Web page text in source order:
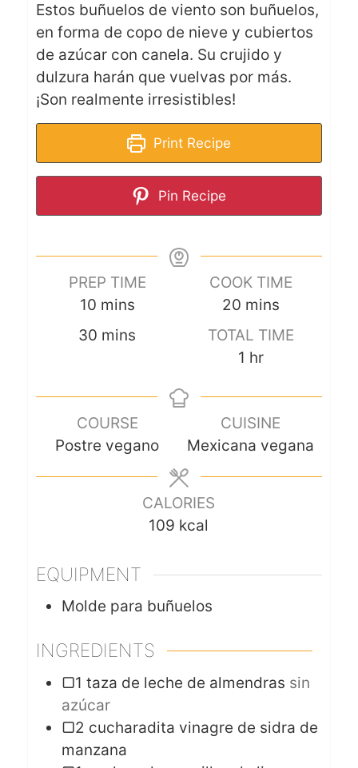
Estos buñuelos de viento son buñuelos,
en forma de copo de nieve y cubiertos
de azúcar con canela. Su crujido y
dulzura harán que vuelvas por más.
¡Son realmente irresistibles!
Print Recipe
Pin Recipe
PREP TIME
10 mins
COOK TIME
20 mins
30 mins
TOTAL TIME
1 hr
COURSE
Postre vegano
CUISINE
Mexicana vegana
CALORIES
109 kcal
EQUIPMENT
Molde para buñuelos
INGREDIENTS
▢1 taza de leche de almendras sin
azúcar
▢2 cucharadita vinagre de sidra de
manzana